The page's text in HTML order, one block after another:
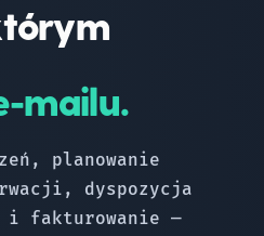
mailu.
planowanie
dyspozycja
i fakturowanie —